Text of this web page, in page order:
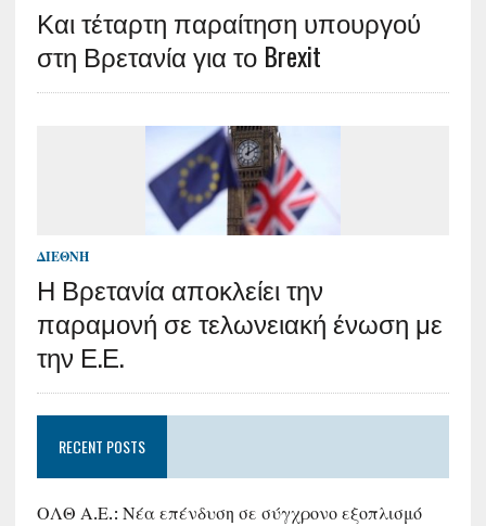
Και τέταρτη παραίτηση υπουργού
στη Βρετανία για το Brexit
ΔΙΕΘΝΉ
Η Βρετανία αποκλείει την
παραμονή σε τελωνειακή ένωση με
την Ε.Ε.
RECENT POSTS
ΟΛΘ Α.Ε.: Νέα επένδυση σε σύγχρονο εξοπλισμό